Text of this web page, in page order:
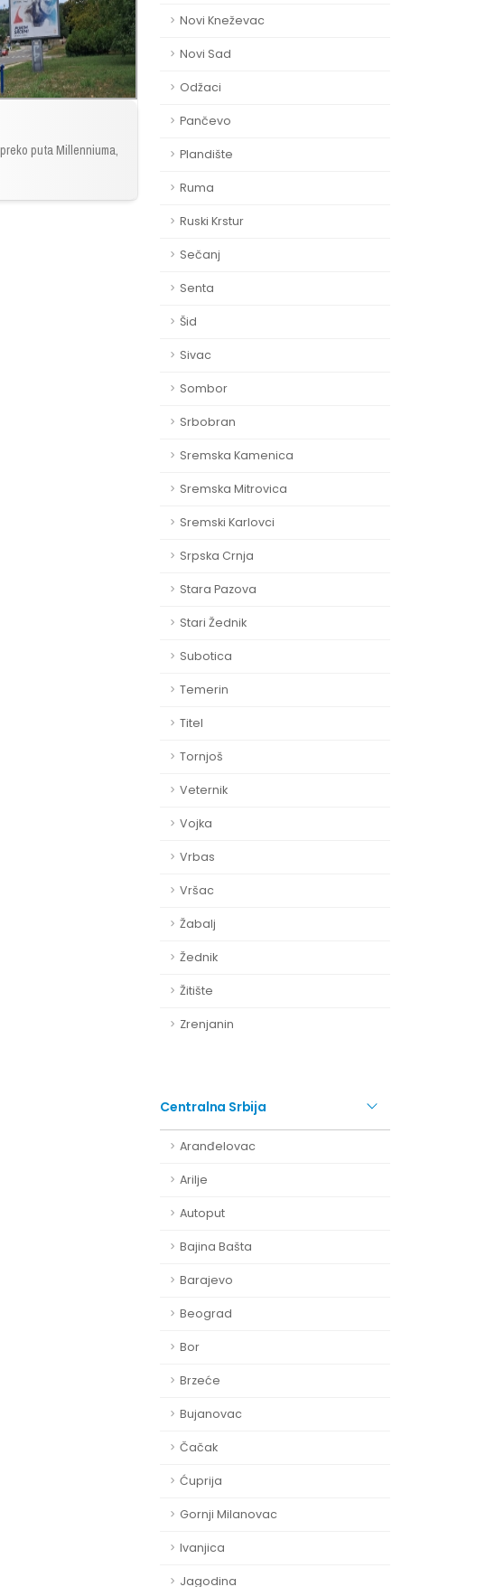
Novi Kneževac
Novi Sad
Odžaci
Pančevo
Plandište
Ruma
Ruski Krstur
Sečanj
Senta
Šid
Sivac
Sombor
Srbobran
Sremska Kamenica
Sremska Mitrovica
Sremski Karlovci
Srpska Crnja
Stara Pazova
Stari Žednik
Subotica
Temerin
Titel
Tornjoš
Veternik
Vojka
Vrbas
Vršac
Žabalj
Žednik
Žitište
Zrenjanin
Centralna Srbija
Aranđelovac
Arilje
Autoput
Bajina Bašta
Barajevo
Beograd
Bor
Brzeće
Bujanovac
Čačak
Ćuprija
Gornji Milanovac
Ivanjica
Jagodina
puta Millenniuma,